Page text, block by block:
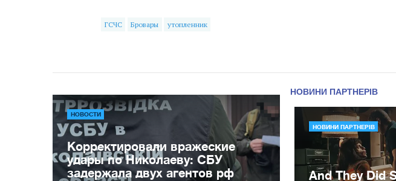
ГСЧС Бровары утопленник
НОВОСТИ
Корректировали вражеские
удары по Николаеву: СБУ
задержала двух агентов рф